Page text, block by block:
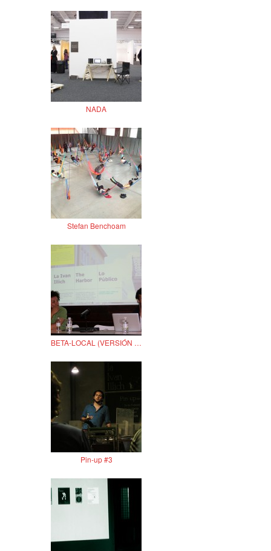
NADA
Stefan Benchoam
BETA-LOCAL (VERSIÓN ANÁLOGA)
Pin-up #3